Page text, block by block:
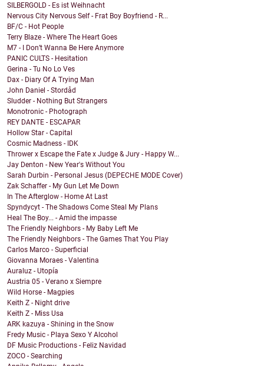
SILBERGOLD - Es ist Weihnacht
Nervous City Nervous Self - Frat Boy Boyfriend - R...
BF/C - Hot People
Terry Blaze - Where The Heart Goes
M7 - I Don’t Wanna Be Here Anymore
PANIC CULTS - Hesitation
Gerina - Tu No Lo Ves
Dax - Diary Of A Trying Man
John Daniel - Stordåd
Sludder - Nothing But Strangers
Monotronic - Photograph
REY DANTE - ESCAPAR
Hollow Star - Capital
Cosmic Madness - IDK
Thrower x Escape the Fate x Judge & Jury - Happy W...
Jay Denton - New Year's Without You
Sarah Durbin - Personal Jesus (DEPECHE MODE Cover)
Zak Schaffer - My Gun Let Me Down
In The Afterglow - Home At Last
Spyndycyt - The Shadows Come Steal My Plans
Heal The Boy... - Amid the impasse
The Friendly Neighbors - My Baby Left Me
The Friendly Neighbors - The Games That You Play
Carlos Marco - Superficial
Giovanna Moraes - Valentina
Auraluz - Utopía
Austria 05 - Verano x Siempre
Wild Horse - Magpies
Keith Z - Night drive
Keith Z - Miss Usa
ARK kazuya - Shining in the Snow
Fredy Music - Playa Sexo Y Alcohol
DF Music Productions - Feliz Navidad
ZOCO - Searching